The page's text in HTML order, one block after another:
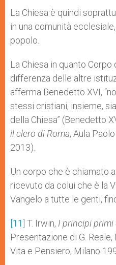
La Chiesa è quindi
in una comunità
popolo.
La Chiesa in quanto Corpo
differenza delle altre
afferma Benedetto XVI,
stessi cristiani, insieme,
della Chiesa” (Benedetto
il clero di Roma, Aula
2013).
Un corpo che è chiamato
ricevuto da colui che è la
Vangelo a tutte le genti,
[11] T. Irwin, I principi
Presentazione di G.
Vita e Pensiero, Milano